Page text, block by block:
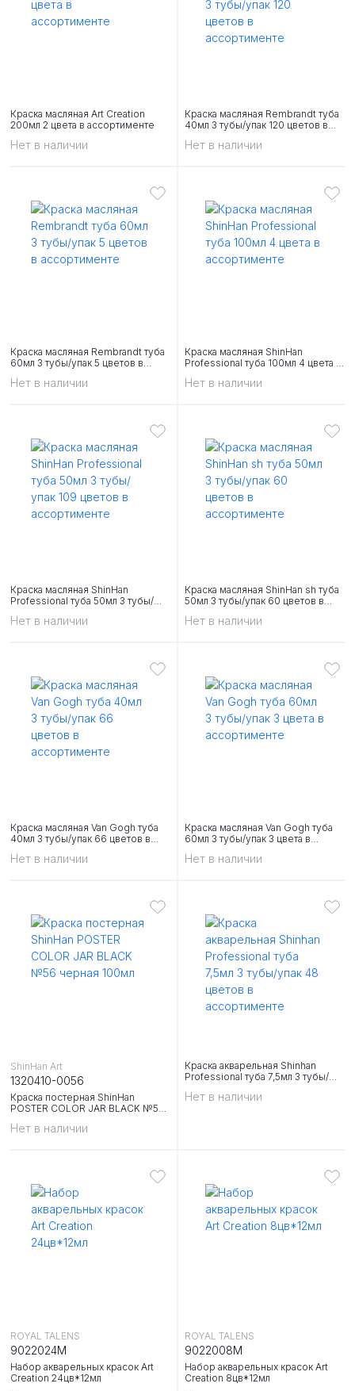
Нет в наличии
Краска масляная Art Creation
200мл 2 цвета в ассортименте
Нет в наличии
Краска масляная Rembrandt туба
40мл 3 тубы/упак 120 цветов в
Нет в наличии
Краска масляная Rembrandt туба
60мл 3 тубы/упак 5 цветов в
Нет в наличии
Краска масляная ShinHan
Professional туба 100мл 4 цвета в
Нет в наличии
Краска масляная ShinHan
Professional туба 50мл 3 тубы/
Нет в наличии
Краска масляная ShinHan sh туба
50мл 3 тубы/упак 60 цветов в
Нет в наличии
Краска масляная Van Gogh туба
40мл 3 тубы/упак 66 цветов в
Нет в наличии
Краска масляная Van Gogh туба
60мл 3 тубы/упак 3 цвета в
Нет в наличии
Краска постерная ShinHan
POSTER COLOR JAR BLACK №56
ShinHan Art
1320410-0056
Нет в наличии
Краска акварельная Shinhan
Professional туба 7,5мл 3 тубы/
Набор акварельных красок Art
Creation 24цв*12мл
ROYAL TALENS
9022024M
Набор акварельных красок Art
Creation 8цв*12мл
ROYAL TALENS
9022008M